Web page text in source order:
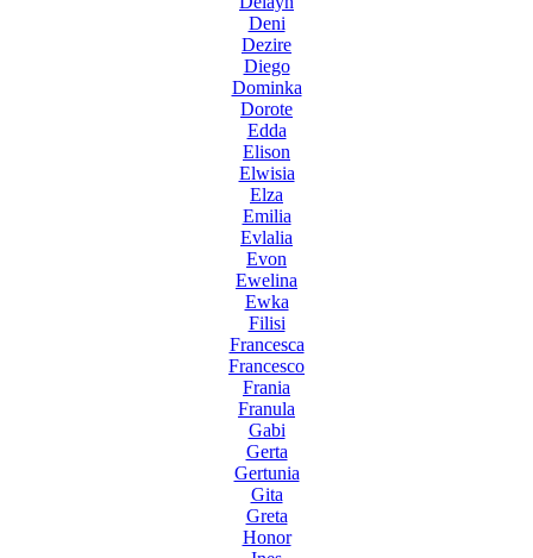
Deni
Dezire
Diego
Dominka
Dorote
Edda
Elison
Elwisia
Elza
Emilia
Evlalia
Evon
Ewelina
Ewka
Filisi
Francesca
Francesco
Frania
Franula
Gabi
Gerta
Gertunia
Gita
Greta
Honor